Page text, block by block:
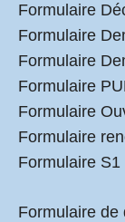
Formulaire
Formulaire
Formulaire
Formulaire
Formulaire
Formulaire
Formulaire S1
Formulaire de